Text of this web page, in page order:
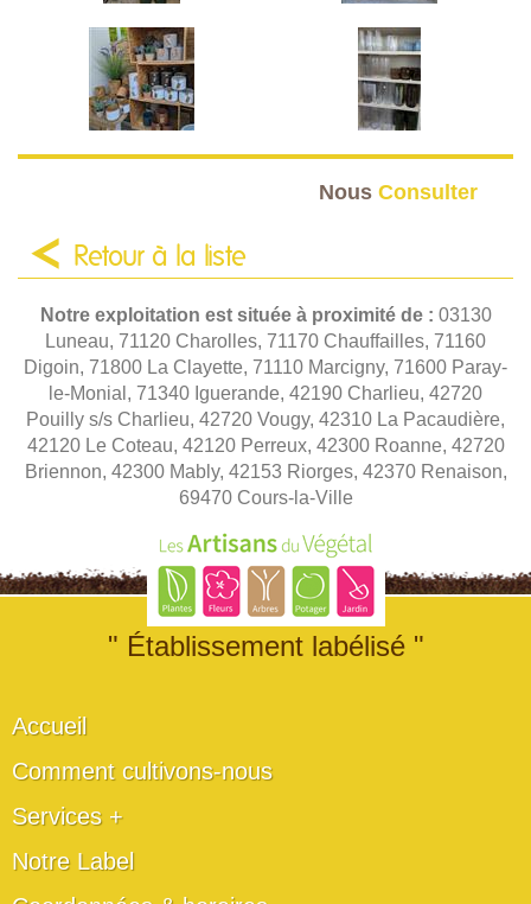
Nous Consulter
Retour à la liste
Notre exploitation est située à proximité de : 03130
Luneau, 71120 Charolles, 71170 Chauffailles, 71160
Digoin, 71800 La Clayette, 71110 Marcigny, 71600 Paray-
le-Monial, 71340 Iguerande, 42190 Charlieu, 42720
Pouilly s/s Charlieu, 42720 Vougy, 42310 La Pacaudière,
42120 Le Coteau, 42120 Perreux, 42300 Roanne, 42720
Briennon, 42300 Mably, 42153 Riorges, 42370 Renaison,
69470 Cours-la-Ville
" Établissement labélisé "
Accueil
Comment cultivons-nous
Services +
Notre Label